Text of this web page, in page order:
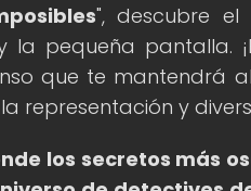
", descubre
pequeña pantalla.
que te mantendrá
representación y
los secretos más